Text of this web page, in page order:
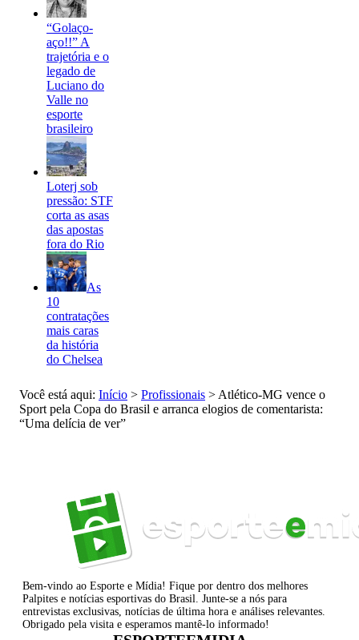
“Golaço-
aço!!” A
trajetória e o
legado de
Luciano do
Valle no
esporte
brasileiro
Loterj sob
pressão: STF
corta as asas
das apostas
fora do Rio
As
10
contratações
mais caras
da história
do Chelsea
Você está aqui: Início > Profissionais > Atlético-MG vence o
Sport pela Copa do Brasil e arranca elogios de comentarista:
“Uma delícia de ver”
Bem-vindo ao Esporte e Mídia! Fique por dentro dos melhores
Palpites e notícias esportivas do Brasil. Junte-se a nós para
entrevistas exclusivas, notícias de última hora e análises relevantes.
Obrigado pela visita e esperamos mantê-lo informado!